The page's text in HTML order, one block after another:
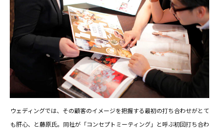
ウェディングでは、その顧客のイメージを把握する最初の打ち合わせがとて
も肝心、と藤原氏。同社が「コンセプトミーティング」と呼ぶ初回打ち合わ